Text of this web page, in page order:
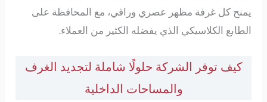
يمنح كل غرفة مظهر عصري وراقي، مع المحافظة على
الطابع الكلاسيكي الذي يفضله الكثير من العملاء.
كيف توفر الشركة حلولًا شاملة لتجديد الغرف
والمساحات الداخلية